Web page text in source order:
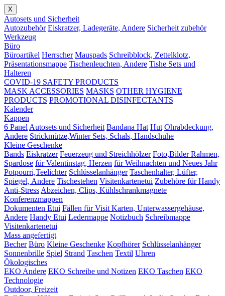
X
Autosets und Sicherheit
Autozubehör Eiskratzer, Ladegeräte, Andere Sicherheit zubehör
Werkzeug
Büro
Büroartikel Herrscher Mauspads Schreibblock, Zettelklotz,
Präsentationsmappe Tischenleuchten, Andere Tishe Sets und
Halteren
COVID-19 SAFETY PRODUCTS
MASK ACCESSORIES MASKS OTHER HYGIENE
PRODUCTS PROMOTIONAL DISINFECTANTS
Kalender
Kappen
6 Panel Autosets und Sicherheit Bandana Hat Hut Ohrabdeckung,
Andere Strickmütze,Winter Sets, Schals, Handschuhe
Kleine Geschenke
Bands Eiskratzer Feuerzeug und Streichhölzer Foto,Bilder Rahmen,
Spardose für Valentinstag, Herzen für Weihnachten und Neues Jahr
Potpourri,Teelichter Schlüsselanhänger Taschenhalter, Lüfter,
Spiegel, Andere Tischestehen Visitenkartenetui Zubehöre für Handy
Anti-Stress Abzeichen, Clips, Kühlschrankmagnete
Konferenzmappen
Dokumenten Etui Fällen für Visit Karten, Unterwassergehäuse,
Andere Handy Etui Ledermappe Notizbuch Schreibmappe
Visitenkartenetui
Mass angefertigt
Becher Büro Kleine Geschenke Kopfhörer Schlüsselanhänger
Sonnenbrille Spiel Strand Taschen Textil Uhren
Ökologisches
EKO Andere EKO Schreibe und Notizen EKO Taschen EKO
Technologie
Outdoor, Freizeit